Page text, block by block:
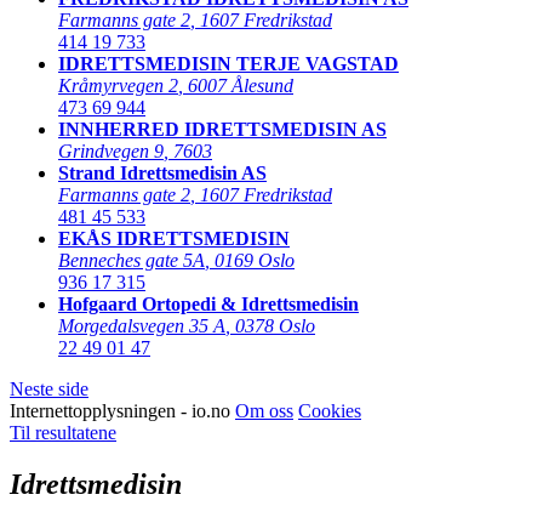
Farmanns gate 2 1607 Fredrikstad
414 19 733
IDRETTSMEDISIN TERJE VAGSTAD
Kråmyrvegen 2 6007 Ålesund
473 69 944
INNHERRED IDRETTSMEDISIN AS
Grindvegen 9 7603
Strand Idrettsmedisin AS
Farmanns gate 2 1607 Fredrikstad
481 45 533
EKÅS IDRETTSMEDISIN
Benneches gate 5A 0169 Oslo
936 17 315
Hofgaard Ortopedi & Idrettsmedisin
Morgedalsvegen 35 A 0378 Oslo
22 49 01 47
Neste side
Internettopplysningen - io.no Om oss Cookies
Til resultatene
Idrettsmedisin